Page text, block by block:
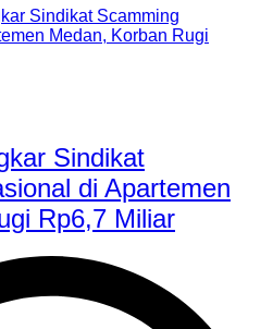
Sindikat
di Apartemen
Rp6,7 Miliar